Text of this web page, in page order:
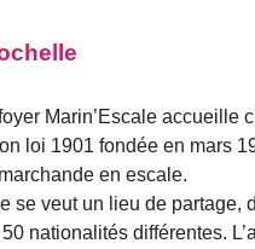
Marin’Escale accueille
loi 1901 fondée en mars
en escale.
se veut un lieu de partage,
nationalités différentes.